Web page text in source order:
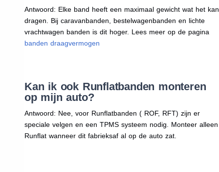
Antwoord: Elke band heeft een maximaal gewicht wat het kan
dragen. Bij caravanbanden, bestelwagenbanden en lichte
vrachtwagen banden is dit hoger. Lees meer op de pagina
banden draagvermogen
Kan ik ook Runflatbanden monteren
op mijn auto?
Antwoord: Nee, voor Runflatbanden ( ROF, RFT) zijn er
speciale velgen en een TPMS systeem nodig. Monteer alleen
Runflat wanneer dit fabrieksaf al op de auto zat.